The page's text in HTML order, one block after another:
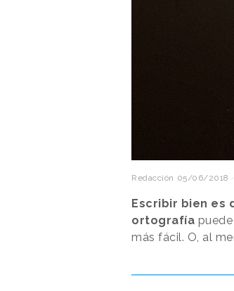
Redacción 05/06/2018
Escribir bien es
ortografía
más fácil. O, al